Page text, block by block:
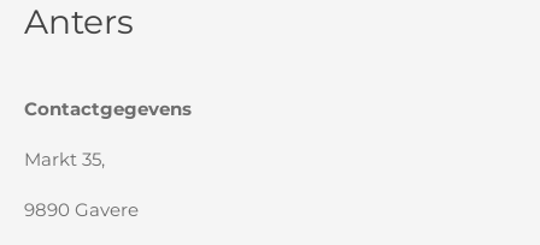
Anters
Contactgegevens
Markt 35,
9890 Gavere